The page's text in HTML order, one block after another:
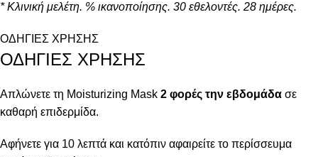
* Κλινική μελέτη. % ικανοποίησης. 30 εθελοντές. 28 ημέρες.
ΟΔΗΓΙΕΣ ΧΡΗΣΗΣ
ΟΔΗΓΙΕΣ ΧΡΗΣΗΣ
Απλώνετε τη Moisturizing Mask 2 φορές την εβδομάδα σε
καθαρή επιδερμίδα.
Αφήνετε για 10 λεπτά και κατόπιν αφαιρείτε το περίσσευμα